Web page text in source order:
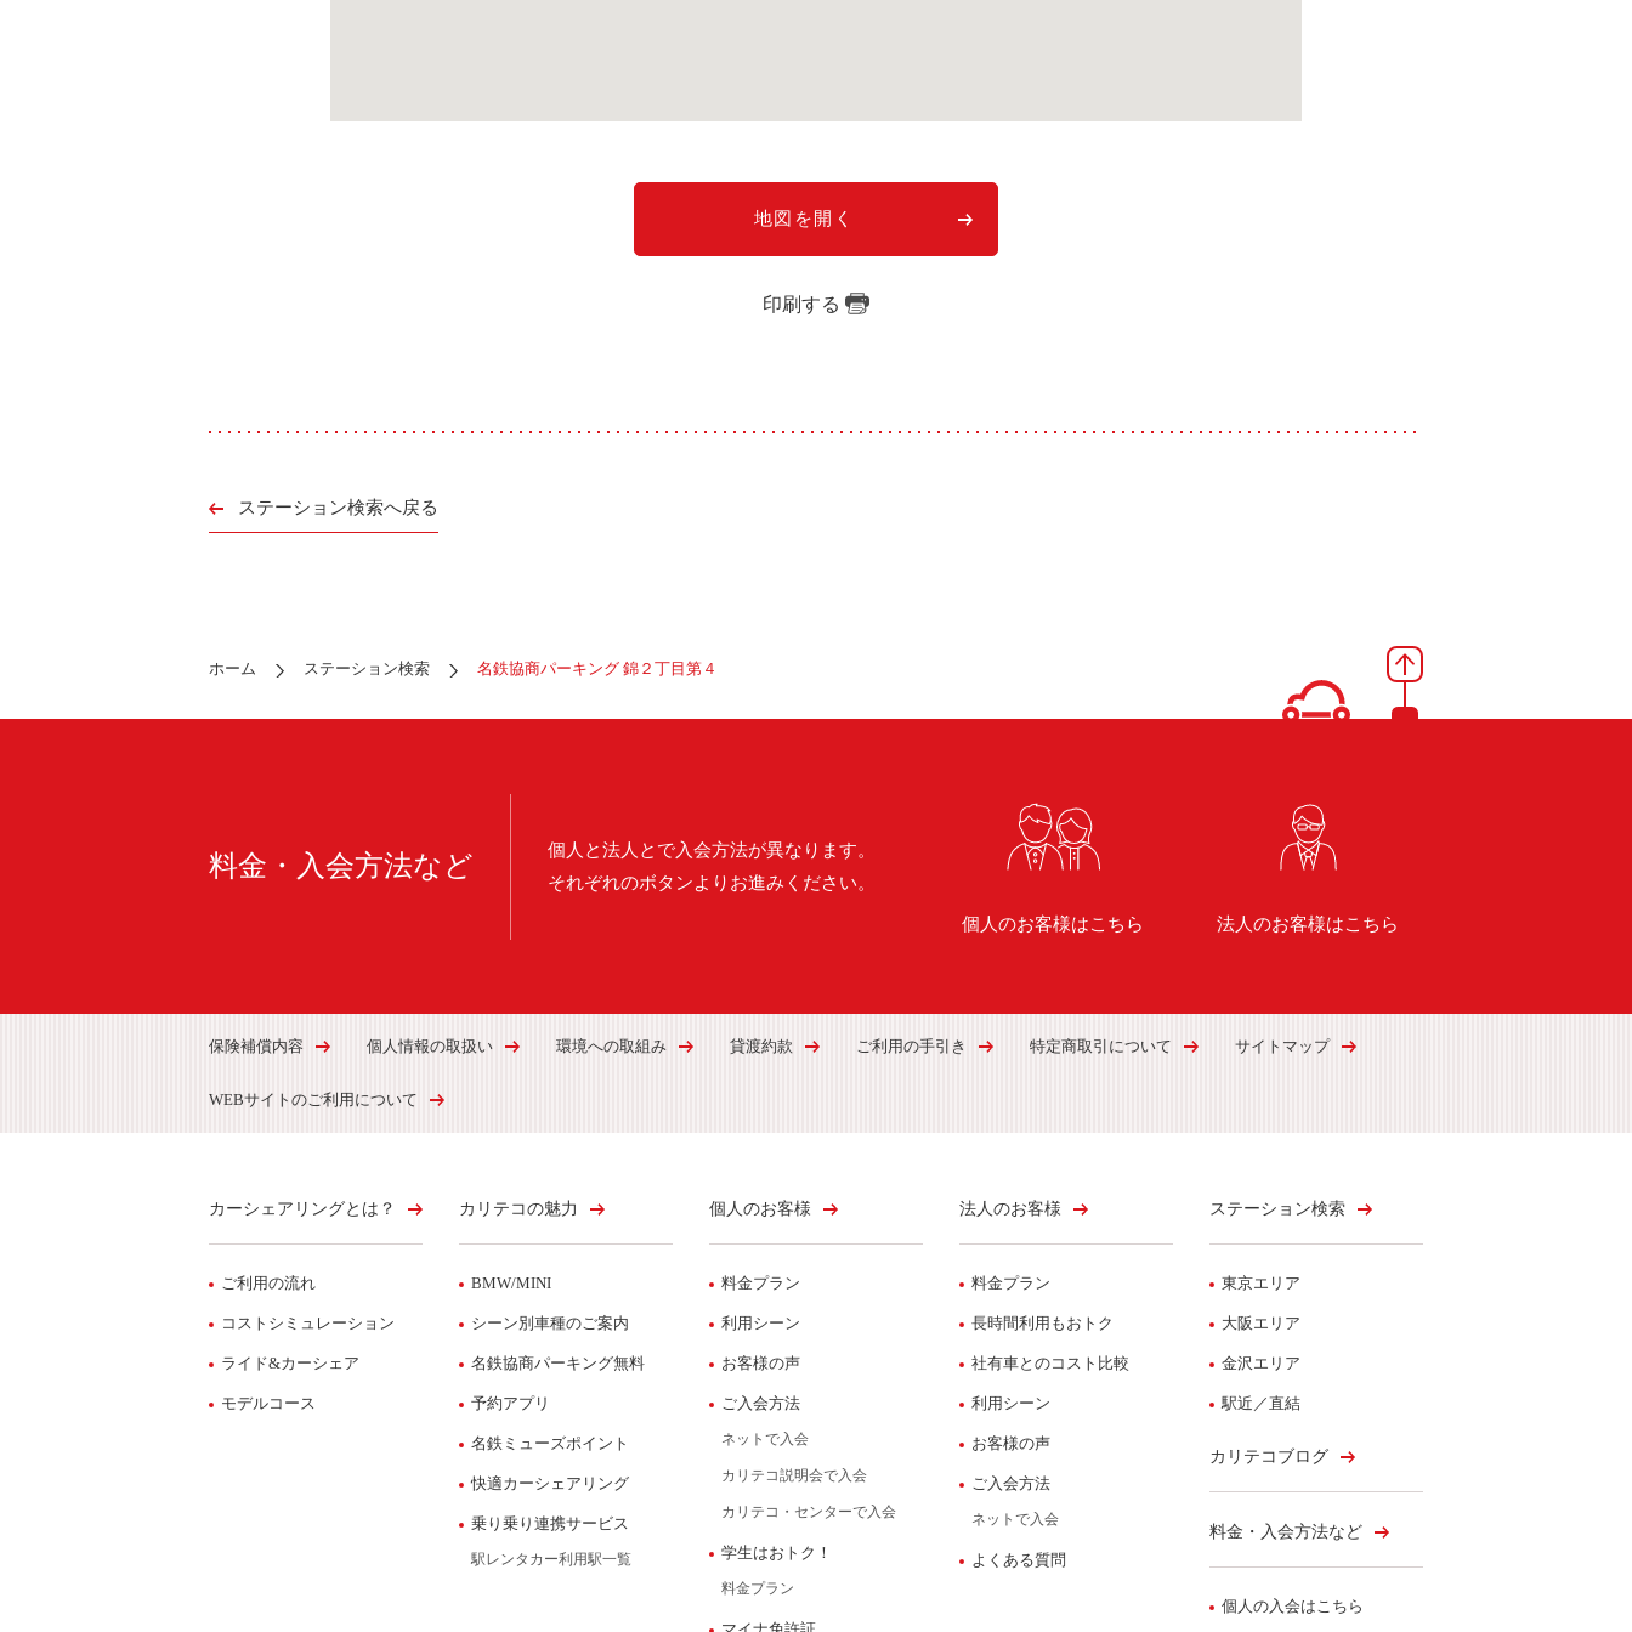
地図を開く
印刷する
ステーション検索へ戻る
ホーム ステーション検索 名鉄協商パーキング 錦２丁目第４
料金・入会方法など
個人と法人とで入会方法が異なります。
それぞれのボタンよりお進みください。
個人のお客様はこちら 法人のお客様はこちら
保険補償内容 個人情報の取扱い 環境への取組み 貸渡約款 ご利用の手引き 特定商取引について サイトマップ
WEBサイトのご利用について
カーシェアリングとは？
ご利用の流れ
コストシミュレーション
ライド&カーシェア
モデルコース
カリテコの魅力
BMW/MINI
シーン別車種のご案内
名鉄協商パーキング無料
予約アプリ
名鉄ミューズポイント
快適カーシェアリング
乗り乗り連携サービス
駅レンタカー利用駅一覧
個人のお客様
料金プラン
利用シーン
お客様の声
ご入会方法
ネットで入会
カリテコ説明会で入会
カリテコ・センターで入会
学生はおトク！
料金プラン
法人のお客様
料金プラン
長時間利用もおトク
社有車とのコスト比較
利用シーン
お客様の声
ご入会方法
ネットで入会
よくある質問
ステーション検索
東京エリア
大阪エリア
金沢エリア
駅近／直結
カリテコブログ
料金・入会方法など
個人の入会はこちら